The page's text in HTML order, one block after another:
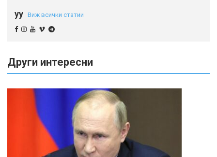
yy Виж всички статии
Други интересни